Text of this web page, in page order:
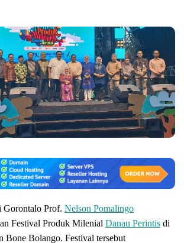
Prof. Nelson Pomalingo
Festival Produk Milenial Danau Perintis di
Bone Bolango. Festival tersebut